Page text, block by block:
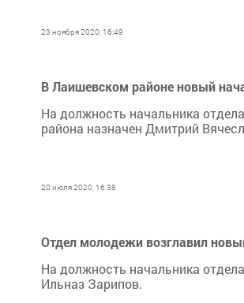
23 ноября 2020, 16:49
В Лаишевском районе новый
На должность начальника
района назначен Дмитрий
20 июля 2020, 16:38
Отдел молодежи возглавил
На должность начальника
Ильназ Зарипов.